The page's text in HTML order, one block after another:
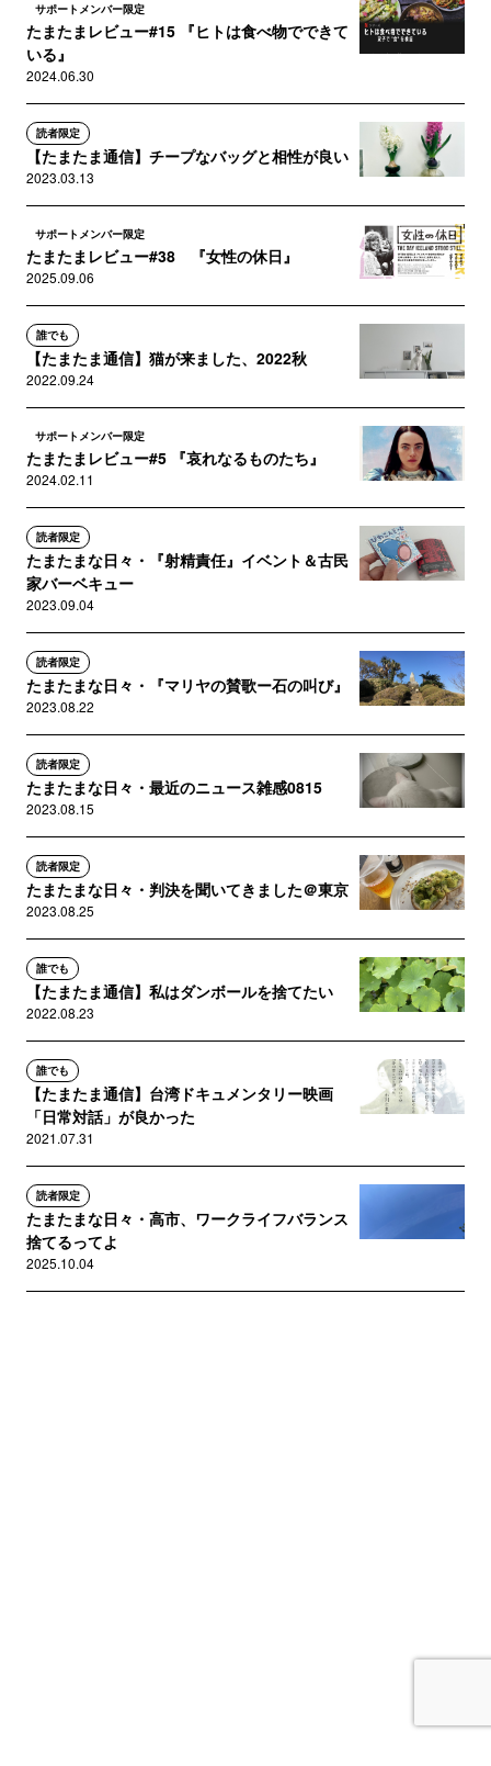
サポートメンバー限定
たまたまレビュー#15 『ヒトは食べ物でできて
いる』
2024.06.30
読者限定
【たまたま通信】チープなバッグと相性が良い
2023.03.13
サポートメンバー限定
たまたまレビュー#38 『女性の休日』
2025.09.06
誰でも
【たまたま通信】猫が来ました、2022秋
2022.09.24
サポートメンバー限定
たまたまレビュー#5 『哀れなるものたち』
2024.02.11
読者限定
たまたまな日々・『射精責任』イベント＆古民
家バーベキュー
2023.09.04
読者限定
たまたまな日々・『マリヤの賛歌ー石の叫び』
2023.08.22
読者限定
たまたまな日々・最近のニュース雑感0815
2023.08.15
読者限定
たまたまな日々・判決を聞いてきました＠東京
2023.08.25
誰でも
【たまたま通信】私はダンボールを捨てたい
2022.08.23
誰でも
【たまたま通信】台湾ドキュメンタリー映画
「日常対話」が良かった
2021.07.31
読者限定
たまたまな日々・高市、ワークライフバランス
捨てるってよ
2025.10.04